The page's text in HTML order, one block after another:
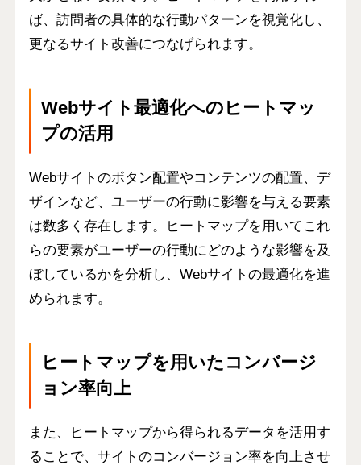
ば、 訪問者の具体的な行動パターンを視覚化し、
更なるサイト改善につなげられます。
Webサイト最適化へのヒートマッ
プの活用
Webサイトのボタン配置やコンテンツの配置、デ
ザインなど、ユーザーの行動に影響を与える要素
は数多く存在します。ヒートマップを用いてこれ
らの要素がユーザーの行動にどのような影響を及
ぼしているかを分析し、Webサイトの最適化を進
められます。
ヒートマップを用いたコンバージ
ョン率向上
また、ヒートマップから得られるデータを活用す
ることで、 サイトのコンバージョン率を向上させ